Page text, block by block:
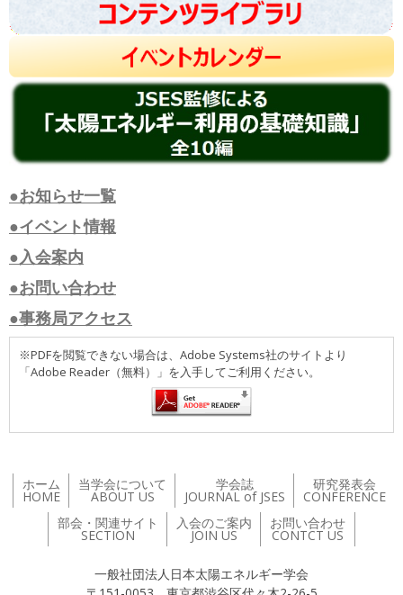
●お知らせ一覧
●イベント情報
●入会案内
●お問い合わせ
●事務局アクセス
※PDFを閲覧できない場合は、Adobe Systems社のサイトより
「Adobe Reader（無料）」を入手してご利用ください。
ホーム
HOME
当学会について
ABOUT US
学会誌
JOURNAL of JSES
研究発表会
CONFERENCE
部会・関連サイト
SECTION
入会のご案内
JOIN US
お問い合わせ
CONTCT US
一般社団法人日本太陽エネルギー学会